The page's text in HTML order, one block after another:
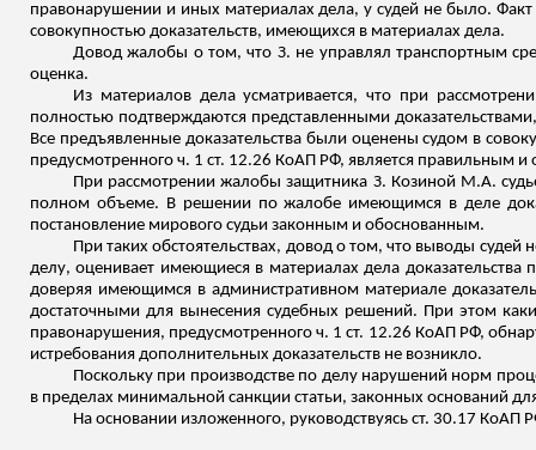
правонарушении и иных материалах дела, у судей не было.
совокупностью доказательств, имеющихся в материалах дела.
Довод жалобы о том, что З. не управлял транспортным
оценка.
Из материалов дела усматривается, что при
полностью подтверждаются представленными
Все предъявленные доказательства были оценены судом в
предусмотренного ч. 1 ст. 12.26 КоАП РФ, является правильным
При рассмотрении жалобы защитника З. Козиной М.А.
полном объеме. В решении по жалобе имеющимся в деле
постановление мирового судьи законным и обоснованным.
При таких обстоятельствах, довод о том, что выводы
делу, оценивает имеющиеся в материалах дела доказательства
доверяя имеющимся в административном материале
достаточными для вынесения судебных решений. При этом
правонарушения, предусмотренного ч. 1 ст. 12.26 КоАП РФ,
истребования дополнительных доказательств не возникло.
Поскольку при производстве по делу нарушений норм
в пределах минимальной санкции статьи, законных оснований
На основании изложенного, руководствуясь ст. 30.17 КоАП